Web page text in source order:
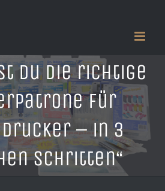
du die richtige
für
– in 3
Schritten“